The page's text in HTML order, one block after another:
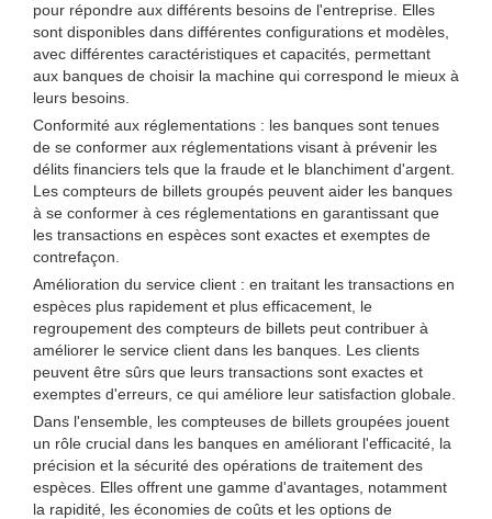
pour répondre aux différents besoins de l'entreprise. Elles
sont disponibles dans différentes configurations et modèles,
avec différentes caractéristiques et capacités, permettant
aux banques de choisir la machine qui correspond le mieux à
leurs besoins.
Conformité aux réglementations : les banques sont tenues
de se conformer aux réglementations visant à prévenir les
délits financiers tels que la fraude et le blanchiment d'argent.
Les compteurs de billets groupés peuvent aider les banques
à se conformer à ces réglementations en garantissant que
les transactions en espèces sont exactes et exemptes de
contrefaçon.
Amélioration du service client : en traitant les transactions en
espèces plus rapidement et plus efficacement, le
regroupement des compteurs de billets peut contribuer à
améliorer le service client dans les banques. Les clients
peuvent être sûrs que leurs transactions sont exactes et
exemptes d'erreurs, ce qui améliore leur satisfaction globale.
Dans l'ensemble, les compteuses de billets groupées jouent
un rôle crucial dans les banques en améliorant l'efficacité, la
précision et la sécurité des opérations de traitement des
espèces. Elles offrent une gamme d'avantages, notamment
la rapidité, les économies de coûts et les options de